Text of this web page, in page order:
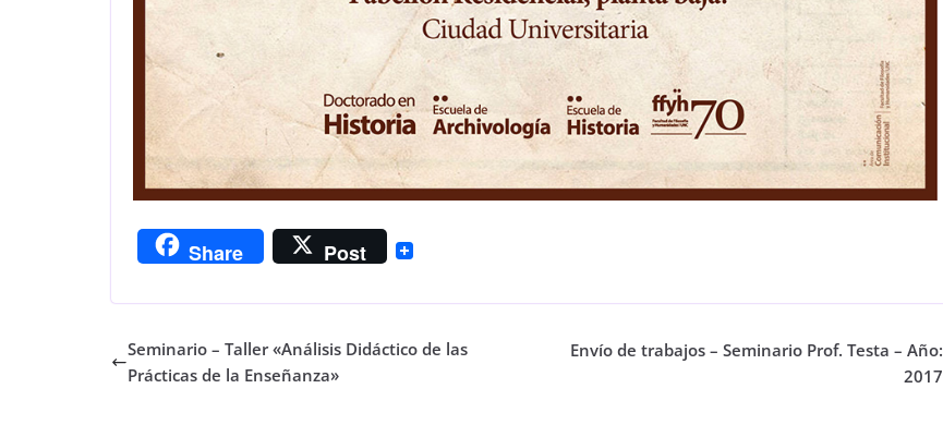
Share Post
Seminario – Taller «Análisis Didáctico de las
Prácticas de la Enseñanza»
Envío de trabajos – Seminario Prof. Testa – Año:
2017